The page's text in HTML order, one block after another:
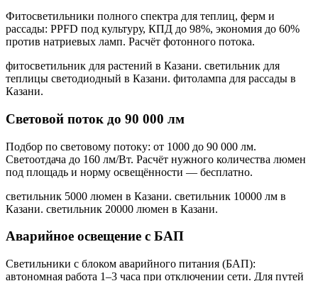
Фитосветильники полного спектра для теплиц, ферм и
рассады: PPFD под культуру, КПД до 98%, экономия до 60%
против натриевых ламп. Расчёт фотонного потока.
фитосветильник для растений в Казани. светильник для
теплицы светодиодный в Казани. фитолампа для рассады в
Казани.
Световой поток до 90 000 лм
Подбор по световому потоку: от 1000 до 90 000 лм.
Светоотдача до 160 лм/Вт. Расчёт нужного количества люмен
под площадь и норму освещённости — бесплатно.
светильник 5000 люмен в Казани. светильник 10000 лм в
Казани. светильник 20000 люмен в Казани.
Аварийное освещение с БАП
Светильники с блоком аварийного питания (БАП):
автономная работа 1–3 часа при отключении сети. Для путей